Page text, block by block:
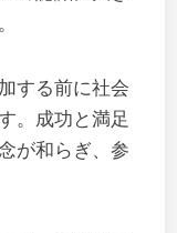
する前に社会
。成功と満足
が和らぎ、参